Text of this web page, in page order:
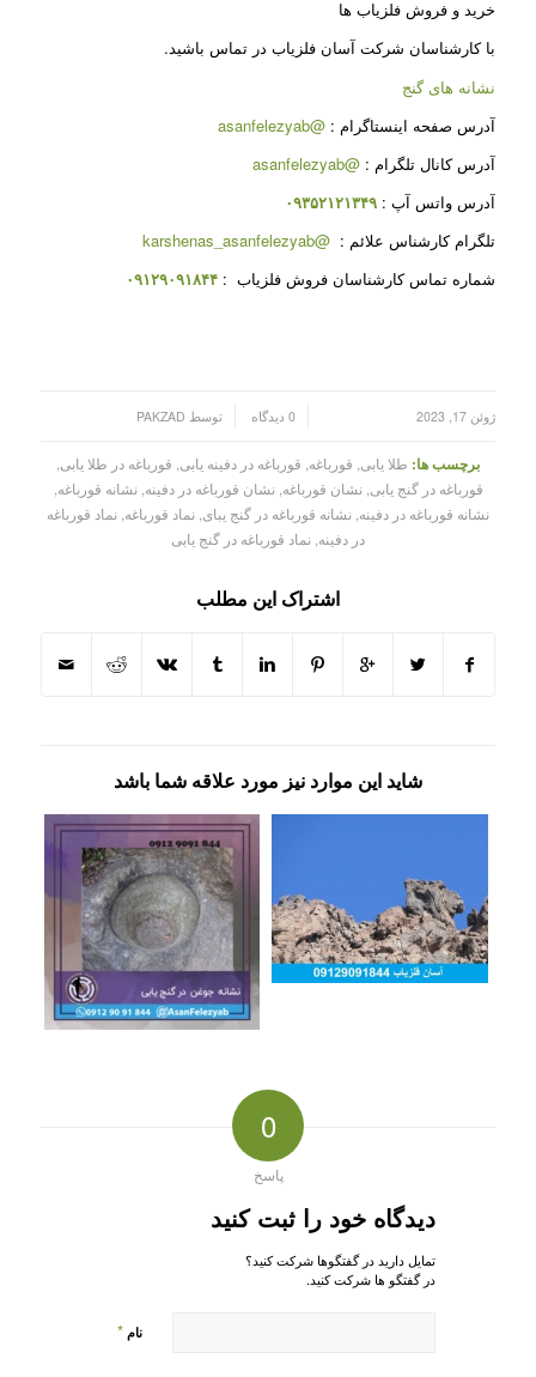
خرید و فروش فلزیاب ها
با کارشناسان شرکت آسان فلزیاب در تماس باشید.
نشانه های گنج
آدرس صفحه اینستاگرام : @asanfelezyab
آدرس کانال تلگرام : @asanfelezyab
آدرس واتس آپ : ۰۹۳۵۲۱۲۱۳۴۹
تلگرام کارشناس علائم : @karshenas_asanfelezyab
شماره تماس کارشناسان فروش فلزیاب : ۰۹۱۲۹۰۹۱۸۴۴
ژوئن 17, 2023 0 دیدگاه توسط PAKZAD
برچسب ها: طلا یابی قورباغه قورباغه در دفینه یابی قورباغه در طلا یابی
قورباغه در گنج یابی ,نشان قورباغه ,نشان قورباغه در دفینه ,نشانه قورباغه
نشانه قورباغه در دفینه نشانه قورباغه در گنج یبای نماد قورباغه نماد قورباغه
در دفینه نماد قورباغه در گنج یابی
اشتراک این مطلب
شاید این موارد نیز مورد علاقه شما باشد
0
پاسخ
دیدگاه خود را ثبت کنید
تمایل دارید در گفتگوها شرکت کنید؟
در گفتگو ها شرکت کنید.
نام *